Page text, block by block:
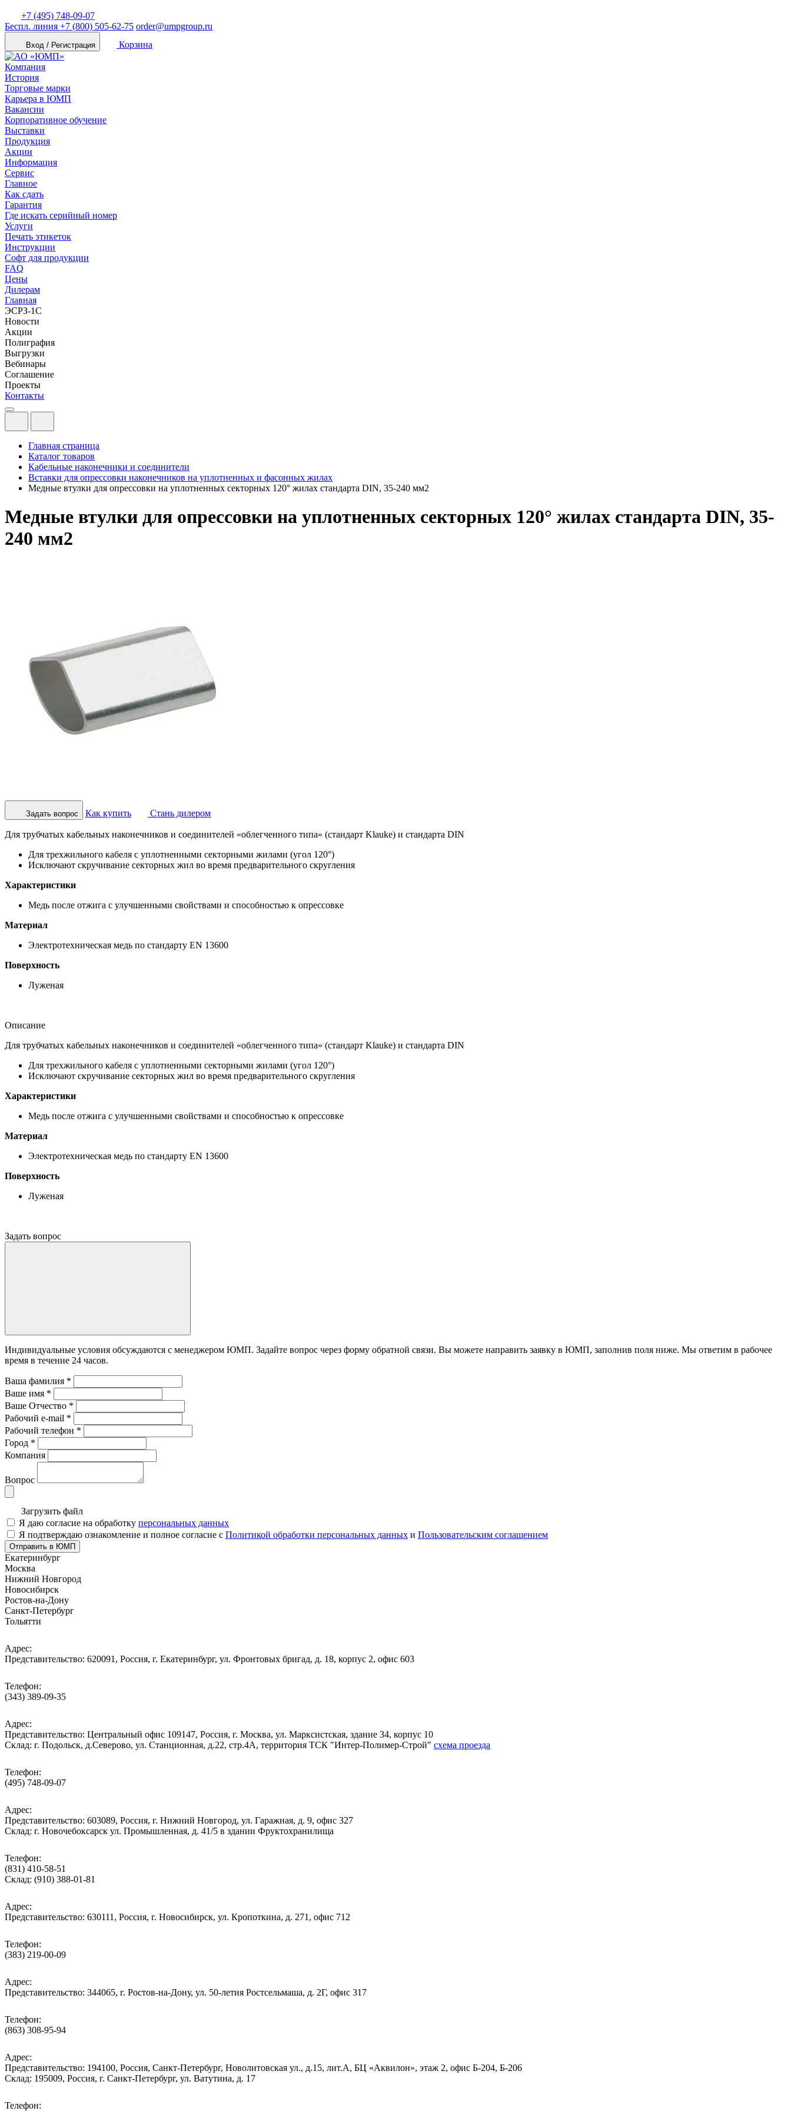
+7 (495) 748-09-07
Беспл. линия +7 (800) 505-62-75 order@umpgroup.ru
Вход / Регистрация Корзина
Компания
История
Торговые марки
Карьера в ЮМП
Вакансии
Корпоративное обучение
Выставки
Продукция
Акции
Информация
Сервис
Главное
Как сдать
Гарантия
Где искать серийный номер
Услуги
Печать этикеток
Инструкции
Софт для продукции
FAQ
Цены
Дилерам
Главная
ЭСРЗ-1С
Новости
Акции
Полиграфия
Выгрузки
Вебинары
Соглашение
Проекты
Контакты
Главная страница
Каталог товаров
Кабельные наконечники и соединители
Вставки для опрессовки наконечников на уплотненных и фасонных жилах
Медные втулки для опрессовки на уплотненных секторных 120° жилах стандарта DIN, 35-240 мм2
Медные втулки для опрессовки на уплотненных секторных 120° жилах стандарта DIN, 35-
240 мм2
Задать вопрос Как купить Стань дилером
Для трубчатых кабельных наконечников и соединителей «облегченного типа» (стандарт Klauke) и стандарта DIN
Для трехжильного кабеля с уплотненными секторными жилами (угол 120°)
Исключают скручивание секторных жил во время предварительного скругления
Характеристики
Медь после отжига с улучшенными свойствами и способностью к опрессовке
Материал
Электротехническая медь по стандарту EN 13600
Поверхность
Луженая
Описание
Для трубчатых кабельных наконечников и соединителей «облегченного типа» (стандарт Klauke) и стандарта DIN
Для трехжильного кабеля с уплотненными секторными жилами (угол 120°)
Исключают скручивание секторных жил во время предварительного скругления
Характеристики
Медь после отжига с улучшенными свойствами и способностью к опрессовке
Материал
Электротехническая медь по стандарту EN 13600
Поверхность
Луженая
Задать вопрос
Индивидуальные условия обсуждаются с менеджером ЮМП. Задайте вопрос через форму обратной связи. Вы можете направить заявку в ЮМП, заполнив поля ниже. Mы ответим в рабочее
время в течение 24 часов.
Ваша фамилия *
Ваше имя *
Ваше Отчество *
Рабочий e-mail *
Рабочий телефон *
Город *
Компания
Вопрос
Загрузить файл
Я даю согласие на обработку персональных данных
Я подтверждаю ознакомление и полное согласие с Политикой обработки персональных данных и Пользовательским соглашением
Отправить в ЮМП
Екатеринбург
Москва
Нижний Новгород
Новосибирск
Ростов-на-Дону
Санкт-Петербург
Тольятти
Адрес:
Представительство: 620091, Россия, г. Екатеринбург, ул. Фронтовых бригад, д. 18, корпус 2, офис 603
Телефон:
(343) 389-09-35
Адрес:
Представительство: Центральный офис 109147, Россия, г. Москва, ул. Марксистская, здание 34, корпус 10
Cклад: г. Подольск, д.Северово, ул. Станционная, д.22, стр.4А, территория ТСК "Интер-Полимер-Строй" схема проезда
Телефон:
(495) 748-09-07
Адрес:
Представительство: 603089, Россия, г. Нижний Новгород, ул. Гаражная, д. 9, офис 327
Склад: г. Новочебоксарск ул. Промышленная, д. 41/5 в здании Фруктохранилища
Телефон:
(831) 410-58-51
Склад: (910) 388-01-81
Адрес:
Представительство: 630111, Россия, г. Новосибирск, ул. Кропоткина, д. 271, офис 712
Телефон:
(383) 219-00-09
Адрес:
Представительство: 344065, г. Ростов-на-Дону, ул. 50-летия Ростсельмаша, д. 2Г, офис 317
Телефон:
(863) 308-95-94
Адрес:
Представительство: 194100, Россия, Санкт-Петербург, Новолитовская ул., д.15, лит.А, БЦ «Аквилон», этаж 2, офис Б-204, Б-206
Склад: 195009, Россия, г. Санкт-Петербург, ул. Ватутина, д. 17
Телефон: